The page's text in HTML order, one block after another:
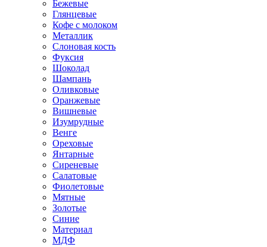
Бежевые
Глянцевые
Кофе с молоком
Металлик
Слоновая кость
Фуксия
Шоколад
Шампань
Оливковые
Оранжевые
Вишневые
Изумрудные
Венге
Ореховые
Янтарные
Сиреневые
Салатовые
Фиолетовые
Мятные
Золотые
Синие
Материал
МДФ